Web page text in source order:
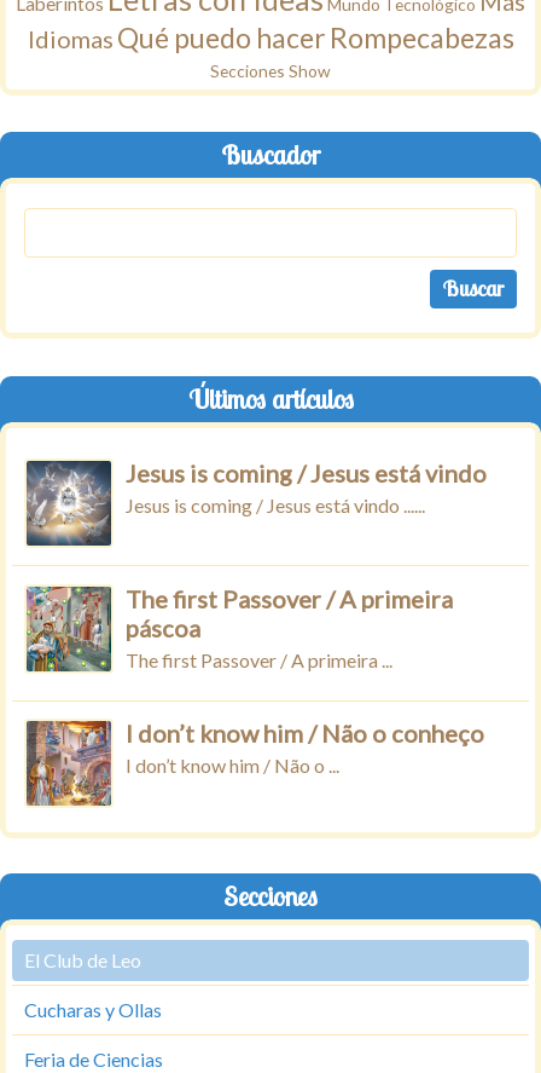
Mundo Tecnológico
Idiomas Qué puedo hacer Rompecabezas
Secciones Show
Buscador
Últimos artículos
Jesus is coming / Jesus está vindo
Jesus is coming / Jesus está vindo ......
The first Passover / A primeira
páscoa
The first Passover / A primeira ...
I don’t know him / Não o conheço
I don’t know him / Não o ...
Secciones
El Club de Leo
Cucharas y Ollas
Feria de Ciencias